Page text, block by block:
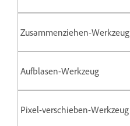
Zusammenziehen-Werkzeug
Aufblasen-Werkzeug
Pixel-verschieben-Werkzeug